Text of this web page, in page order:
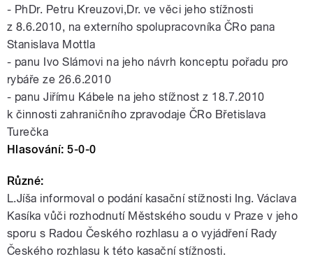
- PhDr. Petru Kreuzovi,Dr. ve věci jeho stížnosti
z 8.6.2010, na externího spolupracovníka ČRo pana
Stanislava Mottla
- panu Ivo Slámovi na jeho návrh konceptu pořadu pro
rybáře ze 26.6.2010
- panu Jiřímu Kábele na jeho stížnost z 18.7.2010
k činnosti zahraničního zpravodaje ČRo Břetislava
Turečka
Hlasování: 5-0-0
Různé:
L.Jíša informoval o podání kasační stížnosti Ing. Václava
Kasíka vůči rozhodnutí Městského soudu v Praze v jeho
sporu s Radou Českého rozhlasu a o vyjádření Rady
Českého rozhlasu k této kasační stížnosti.